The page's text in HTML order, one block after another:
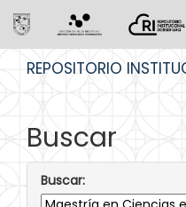
REPOSITORIO
Buscar
Buscar: